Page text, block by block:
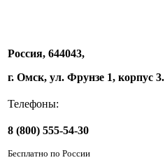
Россия, 644043,
г. Омск, ул. Фрунзе 1, корпус 3.
Телефоны:
8 (800) 555-54-30
Бесплатно по России